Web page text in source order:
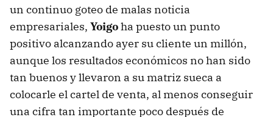
un continuo goteo de malas noticia
empresariales, Yoigoha puesto un punto
positivo alcanzando ayer su cliente un millón,
aunque los resultados económicos no han sido
tan buenos y llevaron a su matriz sueca a
colocarle el cartel de venta, al menos conseguir
una cifra tan importante poco después de